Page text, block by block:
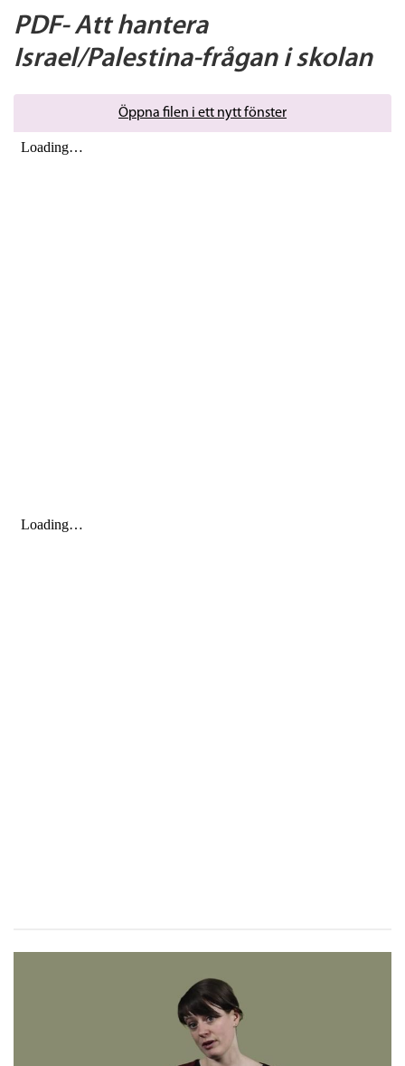
PDF- Att hantera
Israel/Palestina-frågan i skolan
Öppna filen i ett nytt fönster